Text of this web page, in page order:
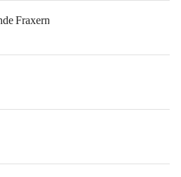
Fraxern